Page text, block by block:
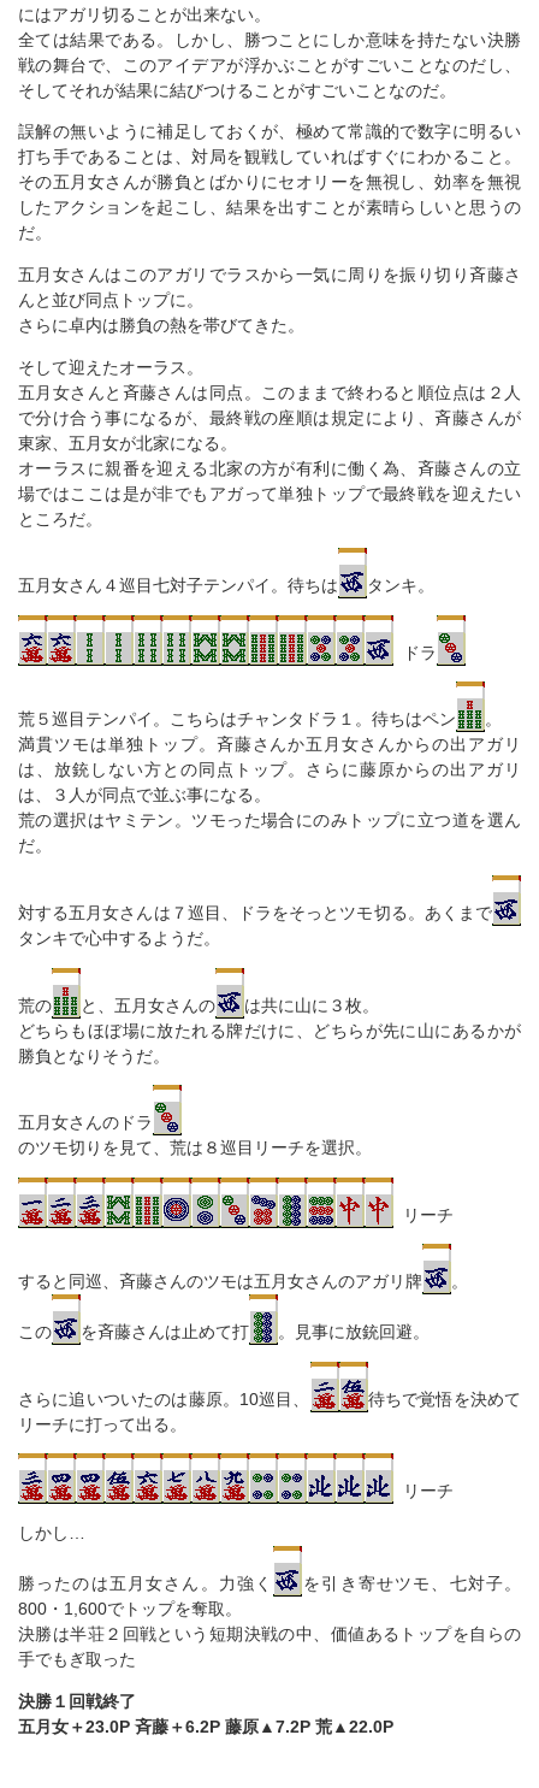
にはアガリ切ることが出来ない。
全ては結果である。しかし、勝つことにしか意味を持たない決勝
戦の舞台で、このアイデアが浮かぶことがすごいことなのだし、
そしてそれが結果に結びつけることがすごいことなのだ。
誤解の無いように補足しておくが、極めて常識的で数字に明るい
打ち手であることは、対局を観戦していればすぐにわかること。
その五月女さんが勝負とばかりにセオリーを無視し、効率を無視
したアクションを起こし、結果を出すことが素晴らしいと思うの
だ。
五月女さんはこのアガリでラスから一気に周りを振り切り斉藤さ
んと並び同点トップに。
さらに卓内は勝負の熱を帯びてきた。
そして迎えたオーラス。
五月女さんと斉藤さんは同点。このままで終わると順位点は２人
で分け合う事になるが、最終戦の座順は規定により、斉藤さんが
東家、五月女が北家になる。
オーラスに親番を迎える北家の方が有利に働く為、斉藤さんの立
場ではここは是が非でもアガって単独トップで最終戦を迎えたい
ところだ。
五月女さん４巡目七対子テンパイ。待ちは タンキ。
ドラ
荒５巡目テンパイ。こちらはチャンタドラ１。待ちはペン
。
満貫ツモは単独トップ。斉藤さんか五月女さんからの出アガリ
は、放銃しない方との同点トップ。さらに藤原からの出アガリ
は、３人が同点で並ぶ事になる。
荒の選択はヤミテン。ツモった場合にのみトップに立つ道を選ん
だ。
対する五月女さんは７巡目、ドラをそっとツモ切る。あくまで
タンキで心中するようだ。
荒の と、五月女さんの
は共に山に３枚。
どちらもほぼ場に放たれる牌だけに、どちらが先に山にあるかが
勝負となりそうだ。
五月女さんのドラ
のツモ切りを見て、荒は８巡目リーチを選択。
リーチ
すると同巡、斉藤さんのツモは五月女さんのアガリ牌 。
この を斉藤さんは止めて打 。見事に放銃回避。
さらに追いついたのは藤原。10巡目、
待ちで覚悟を決めて
リーチに打って出る。
リーチ
しかし…
勝ったのは五月女さん。力強く
を引き寄せツモ、七対子。
800・1,600でトップを奪取。
決勝は半荘２回戦という短期決戦の中、価値あるトップを自らの
手でもぎ取った
決勝１回戦終了
五月女＋23.0P 斉藤＋6.2P 藤原▲7.2P 荒▲22.0P